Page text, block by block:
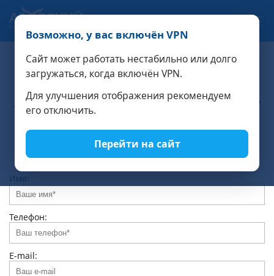
Возможно, у вас включён VPN
Сайт может работать нестабильно или долго
загружаться, когда включён VPN.
Для улучшения отображения рекомендуем
его отключить.
Перейти на сайт
Письмо руководству
Дорогие друзья, мы искренне надеемся, что отдых у
нас вам очень понравится и делаем для этого всё
возможное. Обо всех предложениях и замечаниях
будем рады, если вы напишите нам.
Имя:
Телефон:
E-mail: